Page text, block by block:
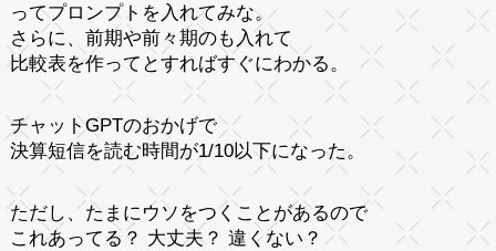
ってプロンプトを入れてみな。
さらに、前期や前々期のも入れて
比較表を作ってとすればすぐにわかる。
チャットGPTのおかげで
決算短信を読む時間が1/10以下になった。
ただし、たまにウソをつくことがあるので
これあってる？ 大丈夫？ 違くない？